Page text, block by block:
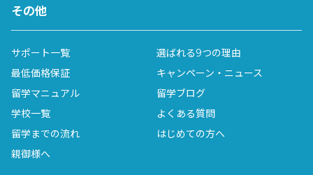
その他
サポート一覧
選ばれる9つの理由
最低価格保証
キャンペーン・ニュース
留学マニュアル
留学ブログ
学校一覧
よくある質問
留学までの流れ
はじめての方へ
親御様へ